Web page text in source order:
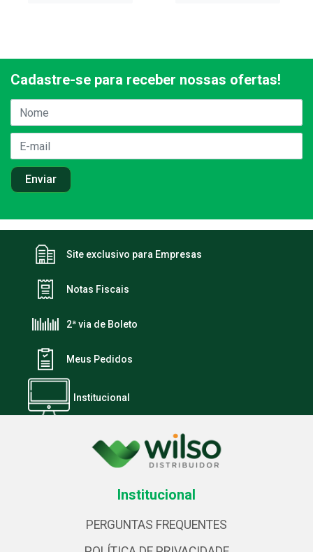
Cadastre-se para receber nossas ofertas!
Site exclusivo para Empresas
Notas Fiscais
2ª via de Boleto
Meus Pedidos
Institucional
Institucional
PERGUNTAS FREQUENTES